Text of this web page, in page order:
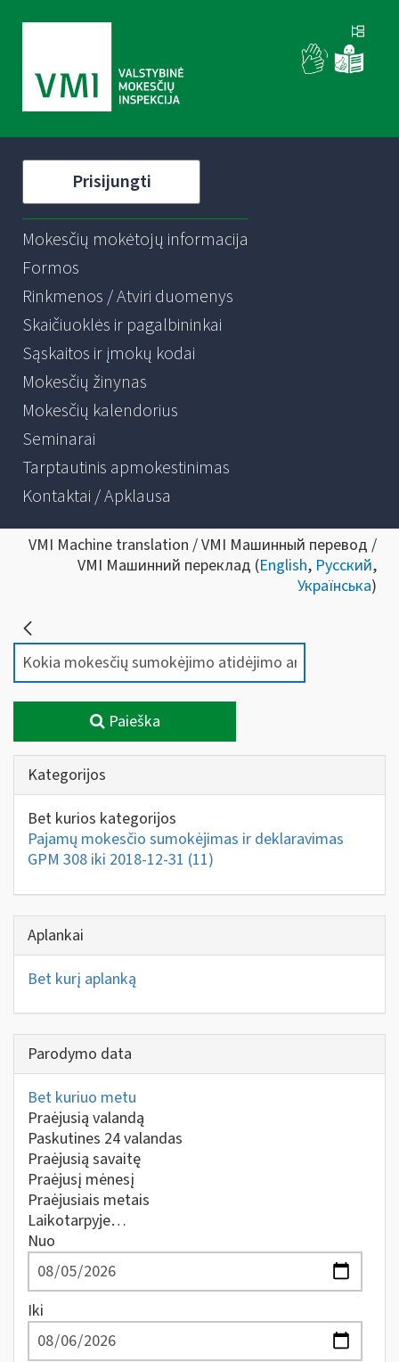
Prisijungti
Mokesčių mokėtojų informacija
Formos
Rinkmenos / Atviri duomenys
Skaičiuoklės ir pagalbininkai
Sąskaitos ir įmokų kodai
Mokesčių žinynas
Mokesčių kalendorius
Seminarai
Tarptautinis apmokestinimas
Kontaktai / Apklausa
VMI Machine translation / VMI Машинный перевод /
VMI Машинний переклад (English, Русский,
Українська)
Paieška
Kategorijos
Bet kurios kategorijos
Pajamų mokesčio sumokėjimas ir deklaravimas
GPM 308 iki 2018-12-31 (11)
Aplankai
Bet kurį aplanką
Parodymo data
Bet kuriuo metu
Praėjusią valandą
Paskutines 24 valandas
Praėjusią savaitę
Praėjusį mėnesį
Praėjusiais metais
Laikotarpyje…
Nuo
Iki